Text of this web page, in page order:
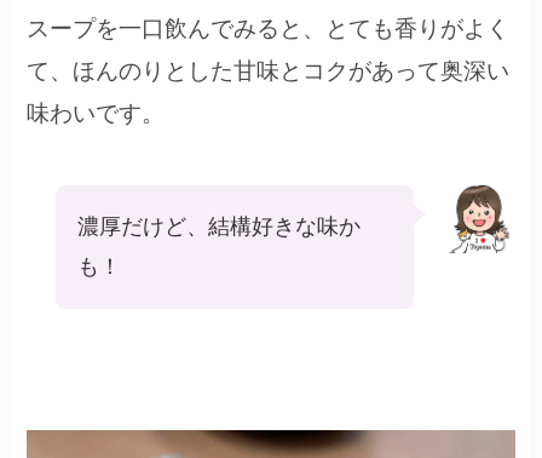
スープを一口飲んでみると、とても香りがよく
て、ほんのりとした甘味とコクがあって奥深い
味わいです。
濃厚だけど、結構好きな味か
も！